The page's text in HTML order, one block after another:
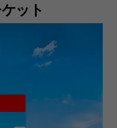
ット